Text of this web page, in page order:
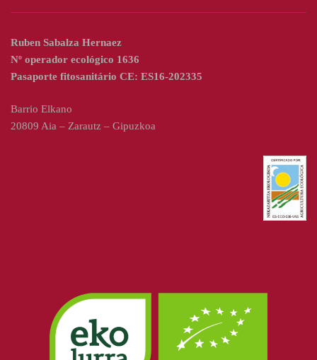
Ruben Sabalza Hernaez
Nº operador ecológico 1636
Pasaporte fitosanitário CE: ES16-202335
Barrio Elkano
20809 Aia – Zarautz – Gipuzkoa